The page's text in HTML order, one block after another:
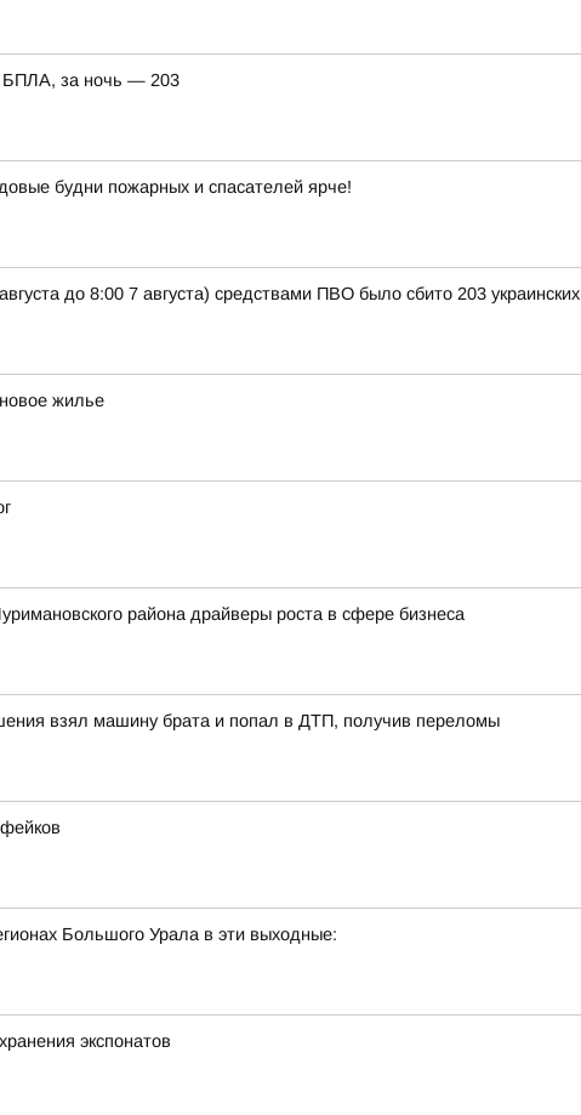
БПЛА, за ночь — 203
будни пожарных и спасателей ярче!
до 8:00 7 августа) средствами ПВО было сбито 203
жилье
района драйверы роста в сфере бизнеса
взял машину брата и попал в ДТП, получив переломы
Большого Урала в эти выходные:
экспонатов